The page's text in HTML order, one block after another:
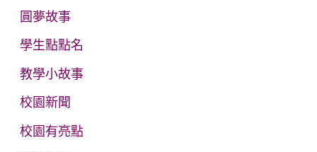
:
圓夢故事
學生點點名
教學小故事
校園新聞
校園有亮點